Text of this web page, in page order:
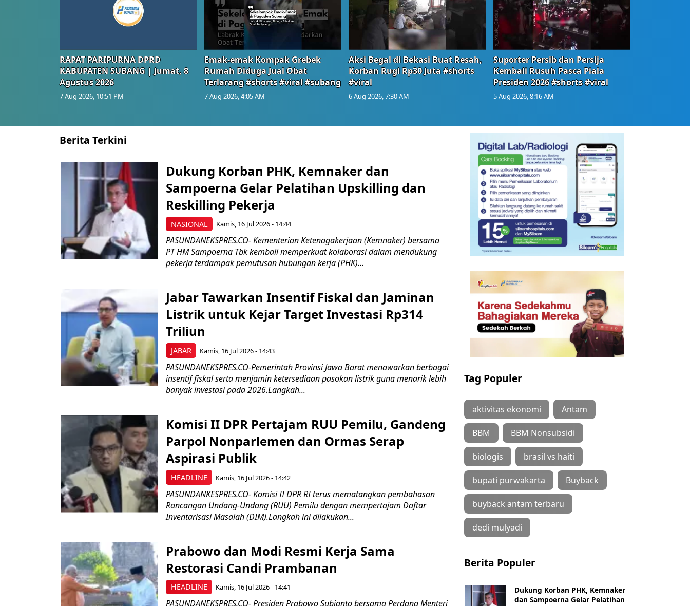
RAPAT PARIPURNA DPRD
KABUPATEN SUBANG | Jumat, 8
Agustus 2026
7 Aug 2026, 10:51 PM
Emak-emak Kompak Grebek
Rumah Diduga Jual Obat
Terlarang #shorts #viral #subang
7 Aug 2026, 4:05 AM
Aksi Begal di Bekasi Buat Resah,
Korban Rugi Rp30 Juta #shorts
#viral
6 Aug 2026, 7:30 AM
Suporter Persib dan Persija
Kembali Rusuh Pasca Piala
Presiden 2026 #shorts #viral
5 Aug 2026, 8:16 AM
Berita Terkini
NASIONAL
Dukung Korban PHK, Kemnaker dan
Sampoerna Gelar Pelatihan Upskilling dan
Reskilling Pekerja
Kamis, 16 Jul 2026 - 14:44
PASUNDANEKSPRES.CO- Kementerian Ketenagakerjaan (Kemnaker) bersama
PT HM Sampoerna Tbk kembali memperkuat kolaborasi dalam mendukung
pekerja terdampak pemutusan hubungan kerja (PHK)...
JABAR
Jabar Tawarkan Insentif Fiskal dan Jaminan
Listrik untuk Kejar Target Investasi Rp314
Triliun
Kamis, 16 Jul 2026 - 14:43
PASUNDANEKSPRES.CO-Pemerintah Provinsi Jawa Barat menawarkan berbagai
insentif fiskal serta menjamin ketersediaan pasokan listrik guna menarik lebih
banyak investasi pada 2026.Langkah...
HEADLINE
Komisi II DPR Pertajam RUU Pemilu, Gandeng
Parpol Nonparlemen dan Ormas Serap
Aspirasi Publik
Kamis, 16 Jul 2026 - 14:42
PASUNDANKESPRES.CO- Komisi II DPR RI terus mematangkan pembahasan
Rancangan Undang-Undang (RUU) Pemilu dengan mempertajam Daftar
Inventarisasi Masalah (DIM).Langkah ini dilakukan...
HEADLINE
Prabowo dan Modi Resmi Kerja Sama
Restorasi Candi Prambanan
Kamis, 16 Jul 2026 - 14:41
PASUNDANEKSPRES.CO- Presiden Prabowo Subianto bersama Perdana Menteri
Tag Populer
aktivitas ekonomi Antam
BBM BBM Nonsubsidi
biologis brasil vs haiti
bupati purwakarta Buyback
buyback antam terbaru
dedi mulyadi
Berita Populer
Dukung Korban PHK, Kemnaker
dan Sampoerna Gelar Pelatihan